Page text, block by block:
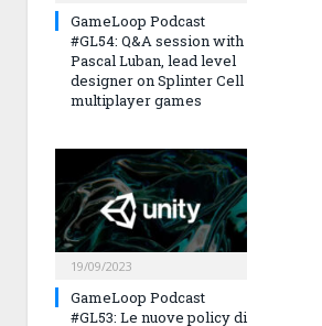
GameLoop Podcast
#GL54: Q&A session with
Pascal Luban, lead level
designer on Splinter Cell
multiplayer games
19/09/2023
GameLoop Podcast
#GL53: Le nuove policy di